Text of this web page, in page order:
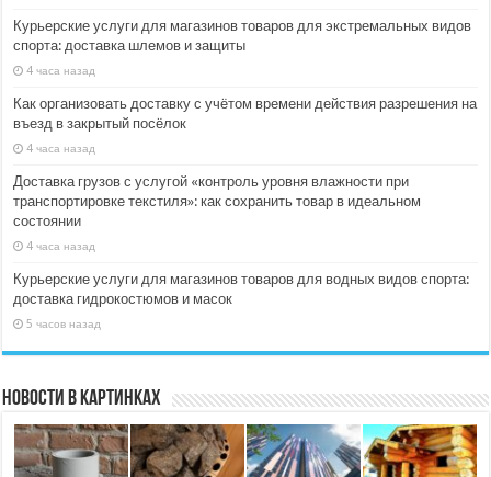
Курьерские услуги для магазинов товаров для экстремальных видов
спорта: доставка шлемов и защиты
4 часа назад
Как организовать доставку с учётом времени действия разрешения на
въезд в закрытый посёлок
4 часа назад
Доставка грузов с услугой «контроль уровня влажности при
транспортировке текстиля»: как сохранить товар в идеальном
состоянии
4 часа назад
Курьерские услуги для магазинов товаров для водных видов спорта:
доставка гидрокостюмов и масок
5 часов назад
Новости в картинках